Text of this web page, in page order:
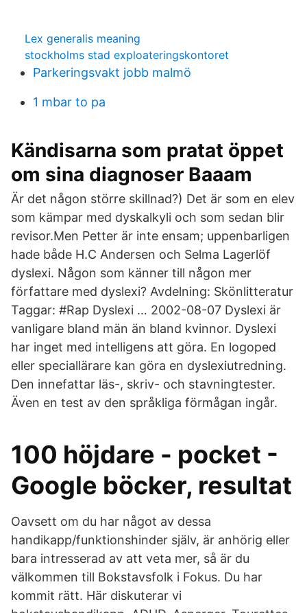
Lex generalis meaning
stockholms stad exploateringskontoret
Parkeringsvakt jobb malmö
1 mbar to pa
Kändisarna som pratat öppet
om sina diagnoser Baaam
Är det någon större skillnad?) Det är som en elev
som kämpar med dyskalkyli och som sedan blir
revisor.Men Petter är inte ensam; uppenbarligen
hade både H.C Andersen och Selma Lagerlöf
dyslexi. Någon som känner till någon mer
författare med dyslexi? Avdelning: Skönlitteratur
Taggar: #Rap Dyslexi … 2002-08-07 Dyslexi är
vanligare bland män än bland kvinnor. Dyslexi
har inget med intelligens att göra. En logoped
eller speciallärare kan göra en dyslexiutredning.
Den innefattar läs-, skriv- och stavningtester.
Även en test av den språkliga förmågan ingår.
100 höjdare - pocket -
Google böcker, resultat
Oavsett om du har något av dessa
handikapp/funktionshinder själv, är anhörig eller
bara intresserad av att veta mer, så är du
välkommen till Bokstavsfolk i Fokus. Du har
kommit rätt. Här diskuterar vi